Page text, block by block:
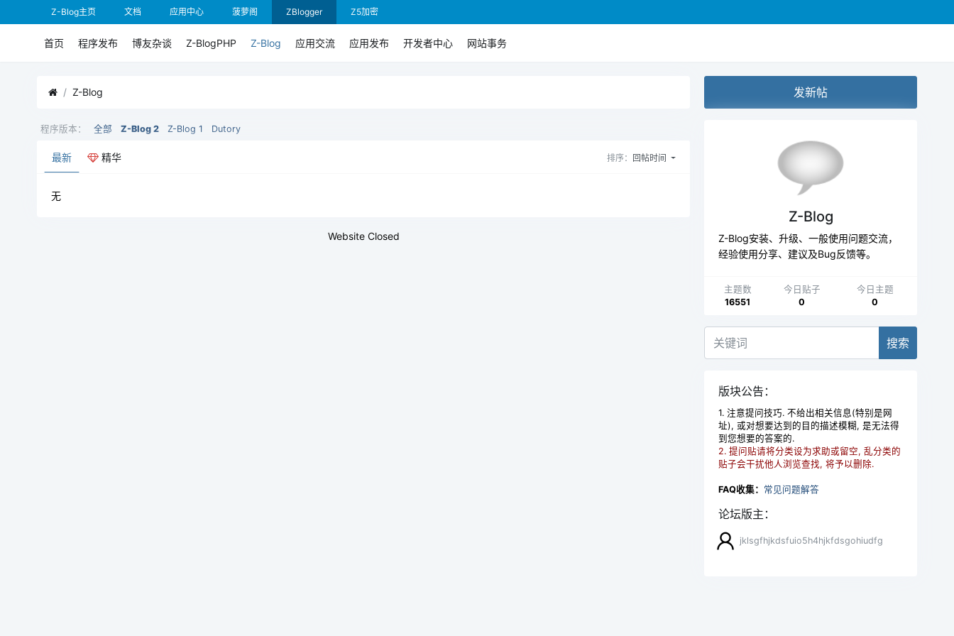
Z-Blog主页 文档 应用中心 菠萝阁 ZBlogger Z5加密
首页 程序发布 博友杂谈 Z-BlogPHP Z-Blog 应用交流 应用发布 开发者中心 网站事务
Z-Blog
程序版本： 全部 Z-Blog 2 Z-Blog 1 Dutory
最新 精华 排序： 回帖时间
无
Website Closed
发新帖
Z-Blog
Z-Blog安装、升级、一般使用问题交流，
经验使用分享、建议及Bug反馈等。
主题数
16551
今日贴子
0
今日主题
0
搜索
版块公告：
1. 注意提问技巧. 不给出相关信息(特别是网
址), 或对想要达到的目的描述模糊, 是无法得
到您想要的答案的.
2. 提问贴请将分类设为求助或留空, 乱分类的
贴子会干扰他人浏览查找, 将予以删除.
FAQ收集： 常见问题解答
论坛版主：
jklsgfhjkdsfuio5h4hjkfdsgohiudfg